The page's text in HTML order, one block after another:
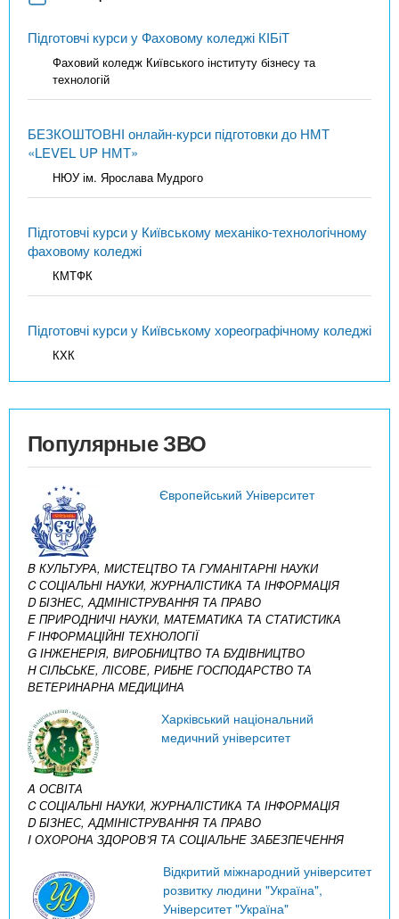
Підготовчі курси у Фаховому коледжі КІБіТ
Фаховий коледж Київського інституту бізнесу та
технологій
БЕЗКОШТОВНІ онлайн-курси підготовки до НМТ
«LEVEL UP НМТ»
НЮУ ім. Ярослава Мудрого
Підготовчі курси у Київському механіко-технологічному
фаховому коледжі
КМТФК
Підготовчі курси у Київському хореографічному коледжі
КХК
Популярные ЗВО
Європейський Університет
B КУЛЬТУРА, МИСТЕЦТВО ТА ГУМАНІТАРНІ НАУКИ
C СОЦІАЛЬНІ НАУКИ, ЖУРНАЛІСТИКА ТА ІНФОРМАЦІЯ
D БІЗНЕС, АДМІНІСТРУВАННЯ ТА ПРАВО
E ПРИРОДНИЧІ НАУКИ, МАТЕМАТИКА ТА СТАТИСТИКА
F ІНФОРМАЦІЙНІ ТЕХНОЛОГІЇ
G ІНЖЕНЕРІЯ, ВИРОБНИЦТВО ТА БУДІВНИЦТВО
H СІЛЬСЬКЕ, ЛІСОВЕ, РИБНЕ ГОСПОДАРСТВО ТА
ВЕТЕРИНАРНА МЕДИЦИНА
Харківський національний
медичний університет
A ОСВІТА
C СОЦІАЛЬНІ НАУКИ, ЖУРНАЛІСТИКА ТА ІНФОРМАЦІЯ
D БІЗНЕС, АДМІНІСТРУВАННЯ ТА ПРАВО
I ОХОРОНА ЗДОРОВ’Я ТА СОЦІАЛЬНЕ ЗАБЕЗПЕЧЕННЯ
Відкритий міжнародний університет
розвитку людини "Україна",
Університет "Україна"